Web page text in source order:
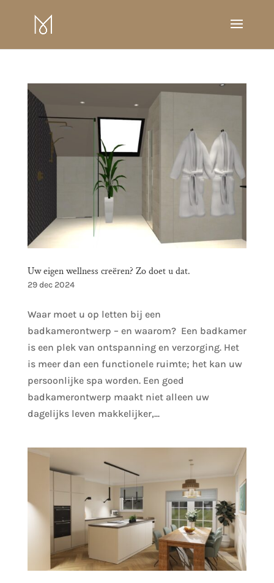
Uw eigen wellness creëren? Zo doet u dat.
29 dec 2024
Waar moet u op letten bij een
badkamerontwerp – en waarom? Een badkamer
is een plek van ontspanning en verzorging. Het
is meer dan een functionele ruimte; het kan uw
persoonlijke spa worden. Een goed
badkamerontwerp maakt niet alleen uw
dagelijks leven makkelijker,...